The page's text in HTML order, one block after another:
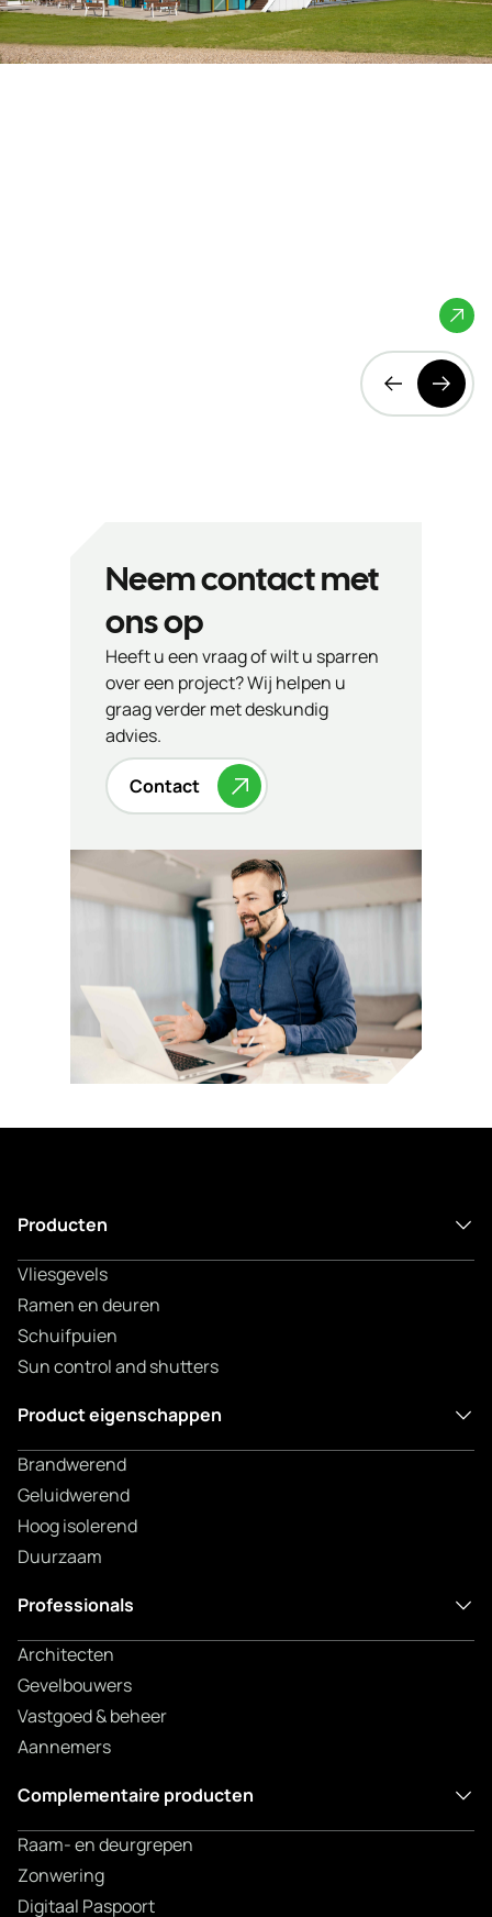
Neem contact met
ons op
Heeft u een vraag of wilt u sparren
over een project? Wij helpen u
graag verder met deskundig
advies.
Contact
Producten
Vliesgevels
Ramen en deuren
Schuifpuien
Sun control and shutters
Product eigenschappen
Brandwerend
Geluidwerend
Hoog isolerend
Duurzaam
Professionals
Architecten
Gevelbouwers
Vastgoed & beheer
Aannemers
Complementaire producten
Raam- en deurgrepen
Zonwering
Digitaal Paspoort